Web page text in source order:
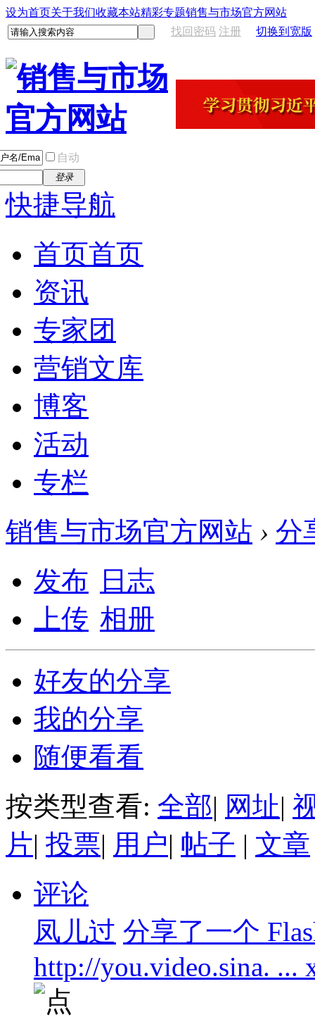
设为首页关于我们收藏本站精彩专题销售与市场官方网站
找回密码 注册 切换到宽版
自动
登录
快捷导航
首页首页
资讯
专家团
营销文库
博客
活动
专栏
销售与市场官方网站 › 分
发布
日志
上传 相册
好友的分享
我的分享
随便看看
按类型查看: 全部| 网址|
片| 投票| 用户| 帖子 | 文章
评论
凤儿过 分享了一个
http://you.video.sina. ...